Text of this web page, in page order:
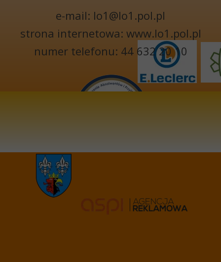
e-mail: lo1@lo1.pol.pl
strona internetowa: www.lo1.pol.pl
numer telefonu: 44 632 20 10